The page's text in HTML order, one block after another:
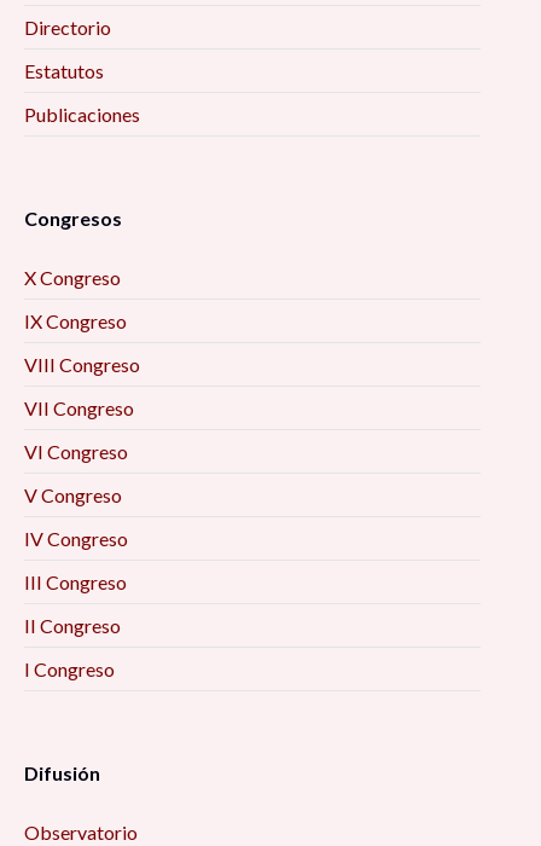
Directorio
Estatutos
Publicaciones
Congresos
X Congreso
IX Congreso
VIII Congreso
VII Congreso
VI Congreso
V Congreso
IV Congreso
III Congreso
II Congreso
I Congreso
Difusión
Observatorio